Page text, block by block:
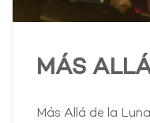
MÁS
Más Allá de la